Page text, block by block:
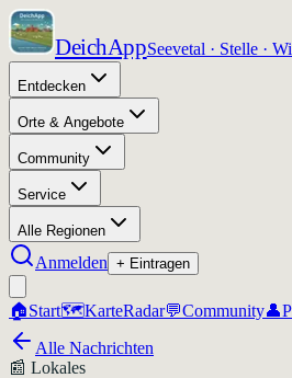
DeichAppSeevetal · Stelle ·
Entdecken
Orte & Angebote
Community
Service
Alle Regionen
Anmelden + Eintragen
🏠Start🗺️KarteRadar💬Community👤
Alle Nachrichten
📰 Lokales